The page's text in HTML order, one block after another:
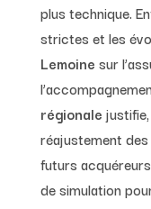
plus technique.
strictes et les
Lemoine sur
régionale
réajustement
futurs
de simulation